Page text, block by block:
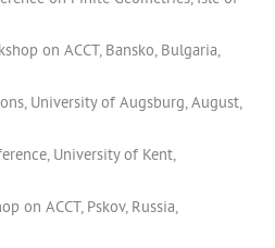
on ACCT, Bansko, Bulgaria,
University of Augsburg, August,
University of Kent,
on ACCT, Pskov, Russia,